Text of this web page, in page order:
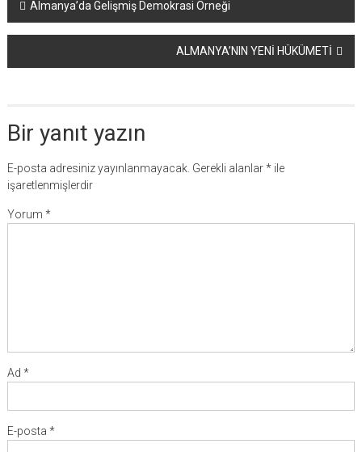
dolaşımı
Almanya’da Gelişmiş Demokrasi Örneği
ALMANYA’NIN YENİ HÜKÜMETİ
Bir yanıt yazın
E-posta adresiniz yayınlanmayacak. Gerekli alanlar*ile
işaretlenmişlerdir
Yorum *
Ad *
E-posta *